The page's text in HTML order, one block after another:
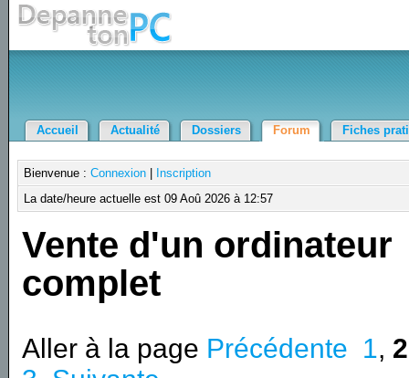
Accueil Actualité Dossiers Forum Fiches
Bienvenue :Connexion
Inscription
La date/heure actuelle est 09 Aoû 2026 à 12:57
Vente d'un ordinateur
complet
Aller à la page Précédente 1, 2